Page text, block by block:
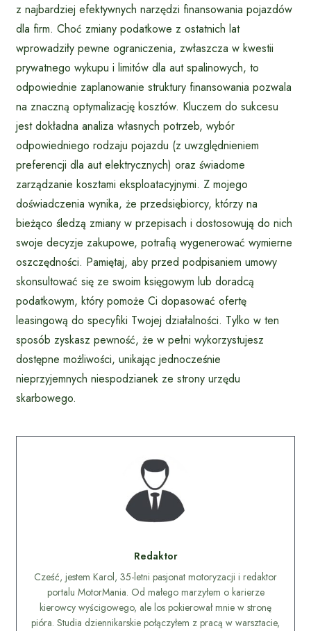
z najbardziej efektywnych narzędzi finansowania pojazdów
dla firm. Choć zmiany podatkowe z ostatnich lat
wprowadziły pewne ograniczenia, zwłaszcza w kwestii
prywatnego wykupu i limitów dla aut spalinowych, to
odpowiednie zaplanowanie struktury finansowania pozwala
na znaczną optymalizację kosztów. Kluczem do sukcesu
jest dokładna analiza własnych potrzeb, wybór
odpowiedniego rodzaju pojazdu (z uwzględnieniem
preferencji dla aut elektrycznych) oraz świadome
zarządzanie kosztami eksploatacyjnymi. Z mojego
doświadczenia wynika, że przedsiębiorcy, którzy na
bieżąco śledzą zmiany w przepisach i dostosowują do nich
swoje decyzje zakupowe, potrafią wygenerować wymierne
oszczędności. Pamiętaj, aby przed podpisaniem umowy
skonsultować się ze swoim księgowym lub doradcą
podatkowym, który pomoże Ci dopasować ofertę
leasingową do specyfiki Twojej działalności. Tylko w ten
sposób zyskasz pewność, że w pełni wykorzystujesz
dostępne możliwości, unikając jednocześnie
nieprzyjemnych niespodzianek ze strony urzędu
skarbowego.
Redaktor
Cześć, jestem Karol, 35-letni pasjonat motoryzacji i redaktor
portalu MotorMania. Od małego marzyłem o karierze
kierowcy wyścigowego, ale los pokierował mnie w stronę
pióra. Studia dziennikarskie połączyłem z pracą w warsztacie,